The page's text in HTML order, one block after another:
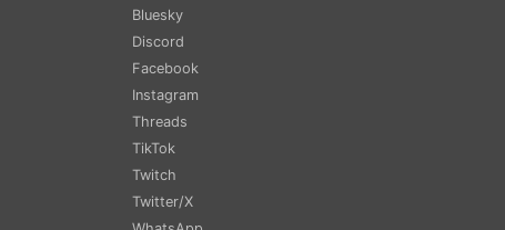
Bluesky
Discord
Facebook
Instagram
Threads
TikTok
Twitch
Twitter/X